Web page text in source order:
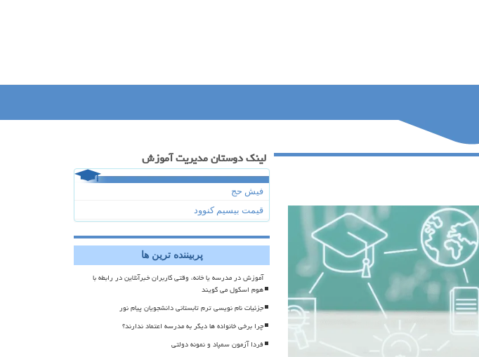
لینک دوستان مدیریت آموزش
فیش حج
قیمت بیسیم کنوود
پربیننده ترین ها
آموزش در مدرسه یا خانه، وقتی کاربران خبرآنلاین در رابطه با
هوم اسکول می گویند
جزئیات نام نویسی ترم تابستانی دانشجویان پیام نور
چرا برخی خانواده ها دیگر به مدرسه اعتماد ندارند؟
فردا آزمون سمپاد و نمونه دولتی